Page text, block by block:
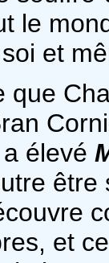
le
et
que
élevé
être
et